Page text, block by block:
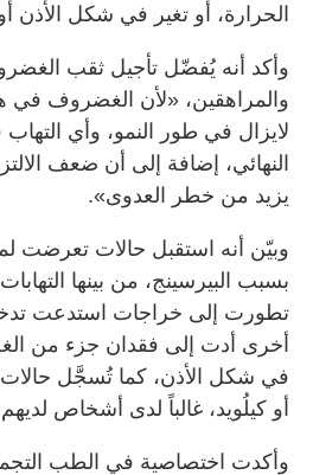
الحرارة، أو تغير في شكل الأذن
وأكد أنه يُفضّل تأجيل ثقب
والمراهقين، «لأن الغضروف في
لايزال في طور النمو، وأي
النهائي، إضافة إلى أن ضعف
يزيد من خطر العدوى».
وبيّن أنه استقبل حالات تعرضت
بسبب البيرسينج، من بينها
تطورت إلى خراجات استدعت
أخرى أدت إلى فقدان جزء من
في شكل الأذن، كما تُسجَّل
أو كيلُويد، غالباً لدى أشخاص
وأكدت اختصاصية في الطب